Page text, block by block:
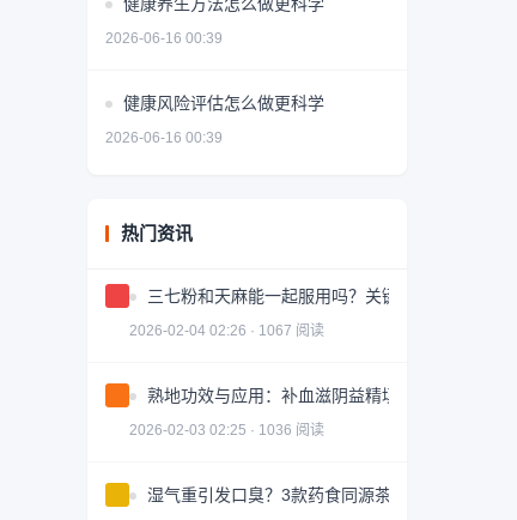
2026-06-16 00:39
健康风险评估怎么做更科学
2026-06-16 00:39
热门资讯
三七粉和天麻能一起服用吗？关键问题解答
2026-02-04 02:26 · 1067 阅读
熟地功效与应用：补血滋阴益精填髓的中药详解
2026-02-03 02:25 · 1036 阅读
湿气重引发口臭？3款药食同源茶饮助你调理